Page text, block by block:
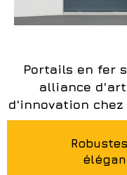
Portails en fer
alliance
d'innovation